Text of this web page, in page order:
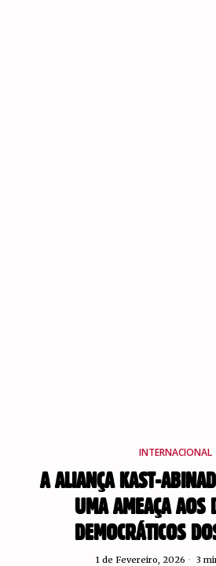
INTERNACIONAL
A ALIANÇA KAST-
UMA AMEAÇA AOS
DEMOCRÁTICOS
1 de Fevereiro, 2026 3